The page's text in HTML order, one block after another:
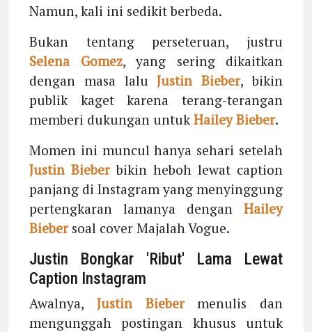
Namun, kali ini sedikit berbeda.
Bukan tentang perseteruan, justru
Selena Gomez, yang sering dikaitkan
dengan masa laluJustin Bieber, bikin
publik kaget karena terang-terangan
memberi dukungan untuk Hailey Bieber.
Momen ini muncul hanya sehari setelah
Justin Bieberbikin heboh lewat caption
panjang di Instagram yang menyinggung
pertengkaran lamanya dengan Hailey
Biebersoal cover Majalah Vogue.
Justin Bongkar 'Ribut' Lama Lewat
Caption Instagram
Awalnya, Justin Biebermenulis dan
mengunggah postingan khusus untuk